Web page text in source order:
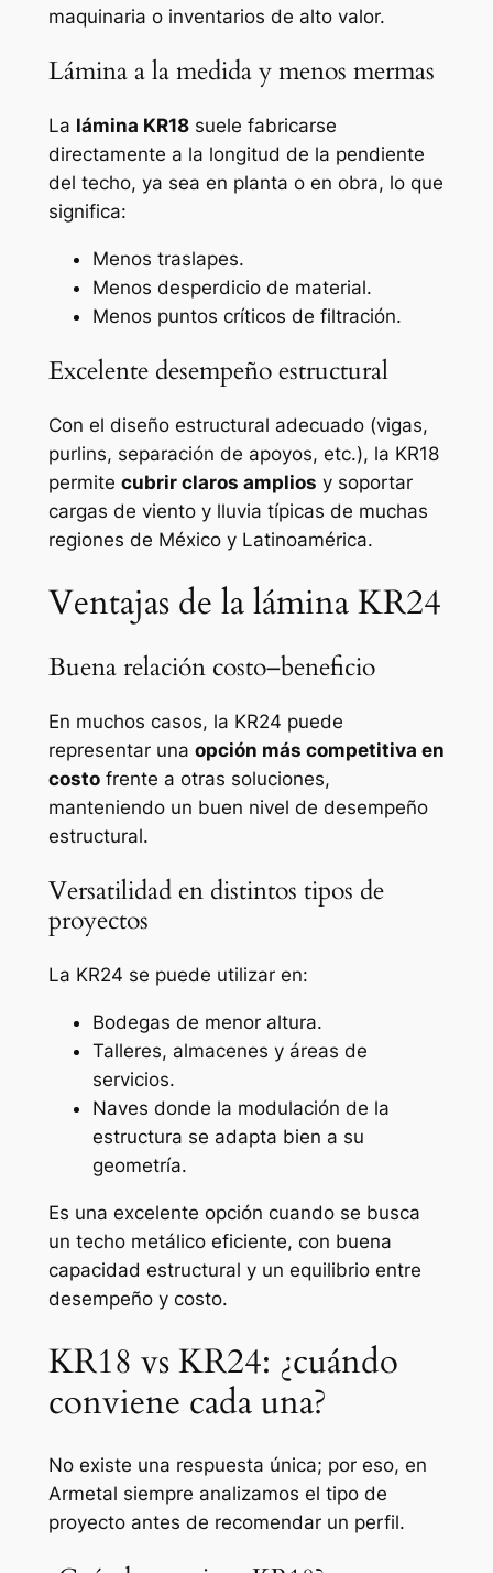
maquinaria o inventarios de alto valor.
Lámina a la medida y menos mermas
La lámina KR18suele fabricarse
directamente a la longitud de la pendiente
del techo, ya sea en planta o en obra, lo que
significa:
Menos traslapes.
Menos desperdicio de material.
Menos puntos críticos de filtración.
Excelente desempeño estructural
Con el diseño estructural adecuado (vigas,
purlins, separación de apoyos, etc.), la KR18
permite cubrir claros amplios y soportar
cargas de viento y lluvia típicas de muchas
regiones de México y Latinoamérica.
Ventajas de la lámina KR24
Buena relación costo–beneficio
En muchos casos, la KR24 puede
representar una opción más competitiva en
costofrente a otras soluciones,
manteniendo un buen nivel de desempeño
estructural.
Versatilidad en distintos tipos de
proyectos
La KR24 se puede utilizar en:
Bodegas de menor altura.
Talleres, almacenes y áreas de
servicios.
Naves donde la modulación de la
estructura se adapta bien a su
geometría.
Es una excelente opción cuando se busca
un techo metálico eficiente, con buena
capacidad estructural y un equilibrio entre
desempeño y costo.
KR18 vs KR24: ¿cuándo
conviene cada una?
No existe una respuesta única; por eso, en
Armetal siempre analizamos el tipo de
proyecto antes de recomendar un perfil.